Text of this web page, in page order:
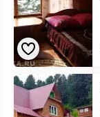
«Умай»
гостевой
дом